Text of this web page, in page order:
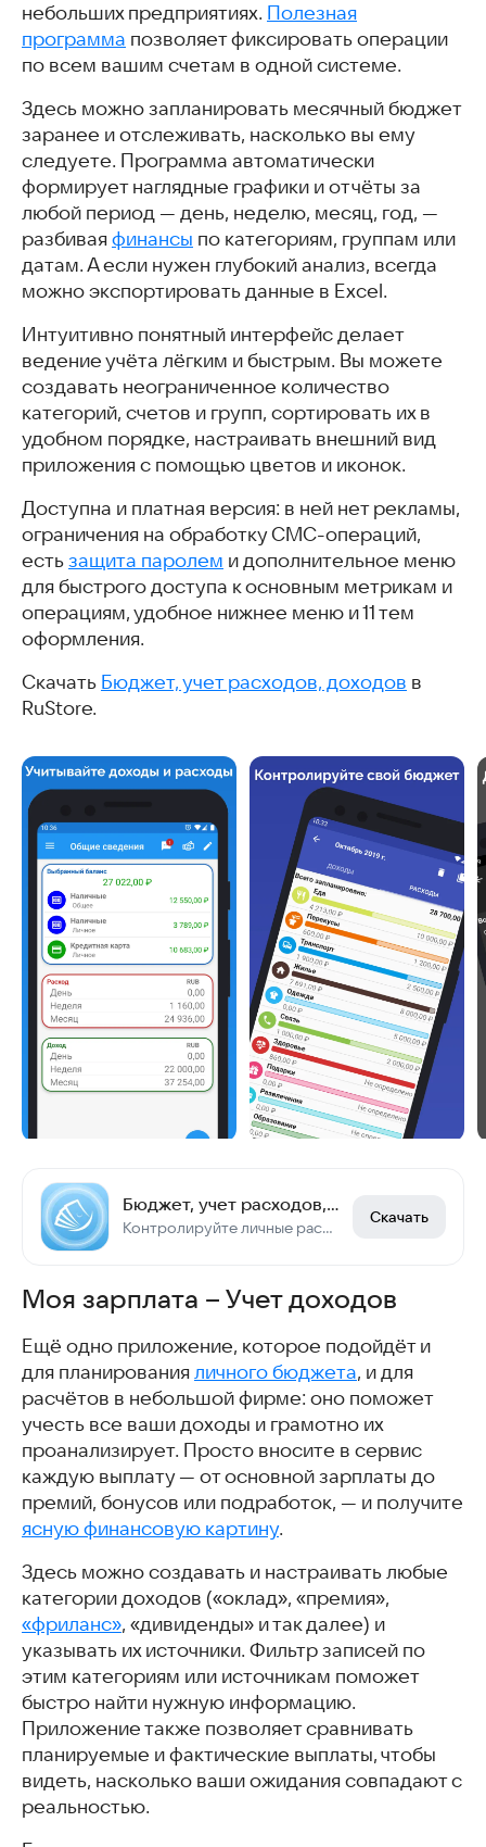
небольших предприятиях. Полезная
программа позволяет фиксировать операции
по всем вашим счетам в одной системе.
Здесь можно запланировать месячный бюджет
заранее и отслеживать, насколько вы ему
следуете. Программа автоматически
формирует наглядные графики и отчёты за
любой период — день, неделю, месяц, год, —
разбивая финансы по категориям, группам или
датам. А если нужен глубокий анализ, всегда
можно экспортировать данные в Excel.
Интуитивно понятный интерфейс делает
ведение учёта лёгким и быстрым. Вы можете
создавать неограниченное количество
категорий, счетов и групп, сортировать их в
удобном порядке, настраивать внешний вид
приложения с помощью цветов и иконок.
Доступна и платная версия: в ней нет рекламы,
ограничения на обработку СМС-операций,
есть защита паролем и дополнительное меню
для быстрого доступа к основным метрикам и
операциям, удобное нижнее меню и 11 тем
оформления.
Скачать Бюджет, учет расходов, доходов в
RuStore.
Бюджет, учет расходов, доходов
Контролируйте личные расходы и доходы или бюджет семьи! Ведите учет трат!
Скачать
Моя зарплата – Учет доходов
Ещё одно приложение, которое подойдёт и
для планирования личного бюджета, и для
расчётов в небольшой фирме: оно поможет
учесть все ваши доходы и грамотно их
проанализирует. Просто вносите в сервис
каждую выплату — от основной зарплаты до
премий, бонусов или подработок, — и получите
ясную финансовую картину.
Здесь можно создавать и настраивать любые
категории доходов («оклад», «премия»,
«фриланс», «дивиденды» и так далее) и
указывать их источники. Фильтр записей по
этим категориям или источникам поможет
быстро найти нужную информацию.
Приложение также позволяет сравнивать
планируемые и фактические выплаты, чтобы
видеть, насколько ваши ожидания совпадают с
реальностью.